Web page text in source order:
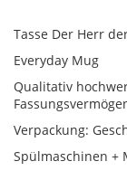
Tasse Der Herr
Everyday Mug
Qualitativ
Verpackung:
Spülmaschinen +